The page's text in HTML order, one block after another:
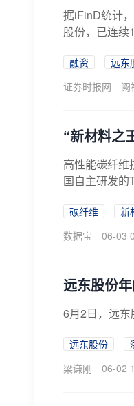
据iFinD统计
股份，已连续
融资 远东
证券时报网
阙
“新材料之
高性能碳纤维
国自主研发的
碳纤维 新
数据宝
06-03
远东股份
6月2日，远
远东股份
梁谦刚
06-02